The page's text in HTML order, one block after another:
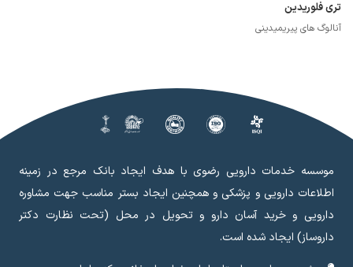
تری فلوریدین
آنالوگ های پیریمیدینی
موسسه خدمات دارویی رضوی با هدف ایجاد بانک مرجع در زمینه
اطلاعات دارویی و پزشکی و همچنین ایجاد بستر مناسب جهت مشاوره
دارویی و خرید آسان دارو و تحویل در محل (تحت نظارت دکتر
داروساز) ایجاد شده است.